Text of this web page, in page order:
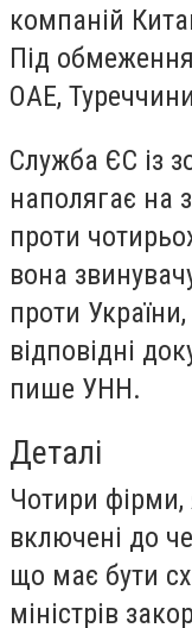
компаній
Під
ОАЕ,
Служба ЄС із
наполягає на
проти
вона
проти
відповідні
пише УНН.
Деталі
Чотири фірми,
включені до
що має бути
міністрів